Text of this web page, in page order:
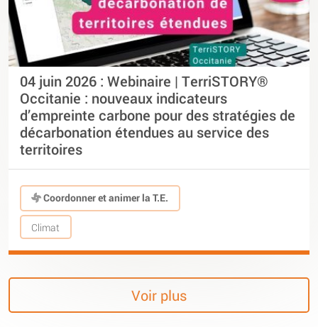
04 juin 2026 : Webinaire | TerriSTORY®
Occitanie : nouveaux indicateurs
d’empreinte carbone pour des stratégies de
décarbonation étendues au service des
territoires
Coordonner et animer la T.E.
Climat
Voir plus